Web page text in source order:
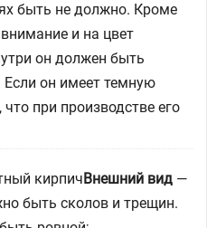
быть не должно. Кроме
и на цвет
он должен быть
Если он имеет темную
при производстве его
Внешний вид —
быть сколов и трещин.